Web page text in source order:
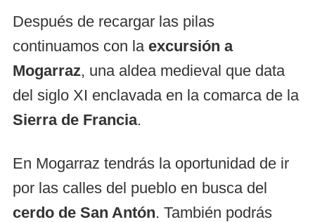
Después de recargar las pilas
continuamos con la excursión a
Mogarraz, una aldea medieval que data
del siglo XI enclavada en la comarca de la
Sierra de Francia.
En Mogarraz tendrás la oportunidad de ir
por las calles del pueblo en busca del
cerdo de San Antón. También podrás